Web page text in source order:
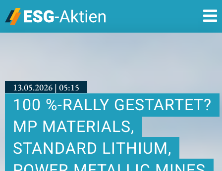
13.05.2026 | 05:15
100 %-RALLY GESTARTET?
MP MATERIALS,
STANDARD LITHIUM,